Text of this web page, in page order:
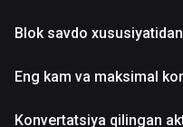
Blok savdo
Eng kam va maksimal
Konvertatsiya qilingan